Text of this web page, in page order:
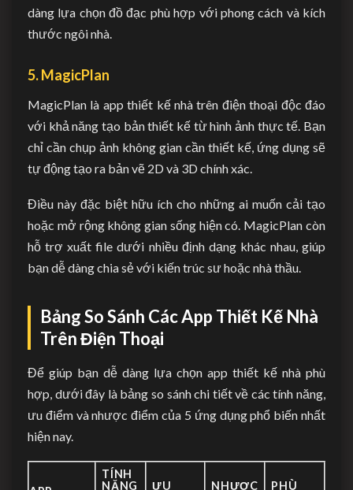
dàng lựa chọn đồ đạc phù hợp với phong cách và kích
thước ngôi nhà.
5. MagicPlan
MagicPlan là app thiết kế nhà trên điện thoại độc đáo
với khả năng tạo bản thiết kế từ hình ảnh thực tế. Bạn
chỉ cần chụp ảnh không gian cần thiết kế, ứng dụng sẽ
tự động tạo ra bản vẽ 2D và 3D chính xác.
Điều này đặc biệt hữu ích cho những ai muốn cải tạo
hoặc mở rộng không gian sống hiện có. MagicPlan còn
hỗ trợ xuất file dưới nhiều định dạng khác nhau, giúp
bạn dễ dàng chia sẻ với kiến trúc sư hoặc nhà thầu.
Bảng So Sánh Các App Thiết Kế Nhà
Trên Điện Thoại
Để giúp bạn dễ dàng lựa chọn app thiết kế nhà phù
hợp, dưới đây là bảng so sánh chi tiết về các tính năng,
ưu điểm và nhược điểm của 5 ứng dụng phổ biến nhất
hiện nay.
TÍNH
NĂNG
ƯU
NHƯỢC
PHÙ